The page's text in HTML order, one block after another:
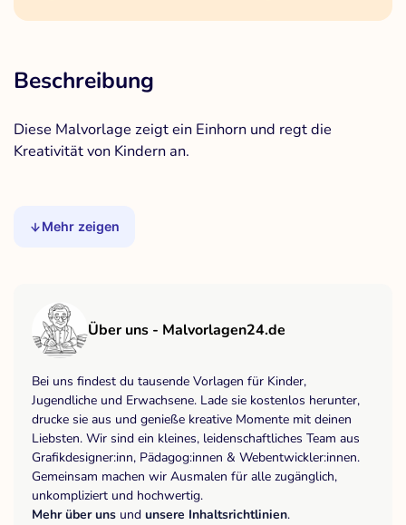
Beschreibung
Diese Malvorlage zeigt ein Einhorn und regt die
Kreativität von Kindern an.
Mehr zeigen
Über uns - Malvorlagen24.de
Bei uns findest du tausende Vorlagen für Kinder,
Jugendliche und Erwachsene. Lade sie kostenlos herunter,
drucke sie aus und genieße kreative Momente mit deinen
Liebsten. Wir sind ein kleines, leidenschaftliches Team aus
Grafikdesigner:inn, Pädagog:innen & Webentwickler:innen.
Gemeinsam machen wir Ausmalen für alle zugänglich,
unkompliziert und hochwertig.
Mehr über uns und unsere Inhaltsrichtlinien.